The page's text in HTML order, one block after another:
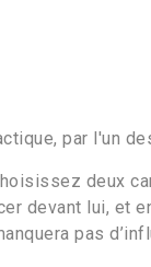
par l'un
deux
devant lui, et
pas